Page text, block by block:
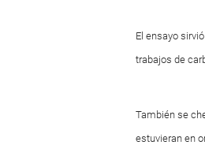
El ensayo
trabajos de
También se
estuvieran en